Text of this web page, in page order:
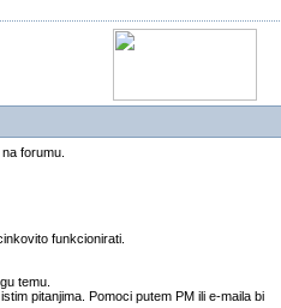
forumu.
funkcionirati.
temu.
pitanjima. Pomoci putem PM ili e-maila bi